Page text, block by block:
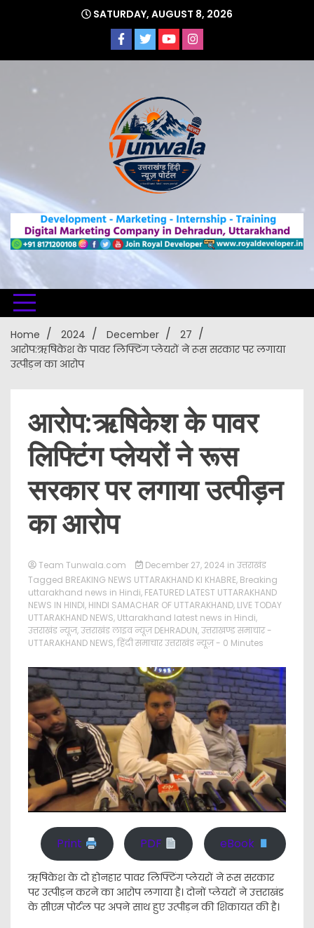
SATURDAY, AUGUST 8, 2026
Uttarakhand Hindi News Portal
Home 2024 December
27
आरोप:ऋषिकेश के पावर लिफ्टिंग प्लेयरों ने रूस सरकार पर लगाया
उत्पीड़न का आरोप
आरोप:ऋषिकेश के पावर
लिफ्टिंग प्लेयरों ने रूस
सरकार पर लगाया उत्पीड़न
का आरोप
Team Tunwala.com December 27, 2024 in उत्तराखंड
Tagged BREAKING NEWS UTTARAKHAND KI KHABRE, Breaking
uttarakhand news in Hindi, FEATURED LATEST UTTARAKHAND
NEWS IN HINDI, HINDI SAMACHAR OF UTTARAKHAND, LIVE TODAY
UTTARAKHAND NEWS, Uttarakhand latest news in Hindi,
उत्तराखंड न्यूज,उत्तराखंड लाइव न्यूज़ DEHRADUN,उत्तराखण्ड समाचार -
UTTARAKHAND NEWS,हिंदी समाचार उत्तराखंड न्यूज़ - 0 Minutes
Print PDF eBook
ऋषिकेश के दो होनहार पावर लिफ्टिंग प्लेयरों ने रूस सरकार
पर उत्पीड़न करने का आरोप लगाया है। दोनों प्लेयरों ने उत्तराखंड
के सीएम पोर्टल पर अपने साथ हुए उत्पीड़न की शिकायत की है।